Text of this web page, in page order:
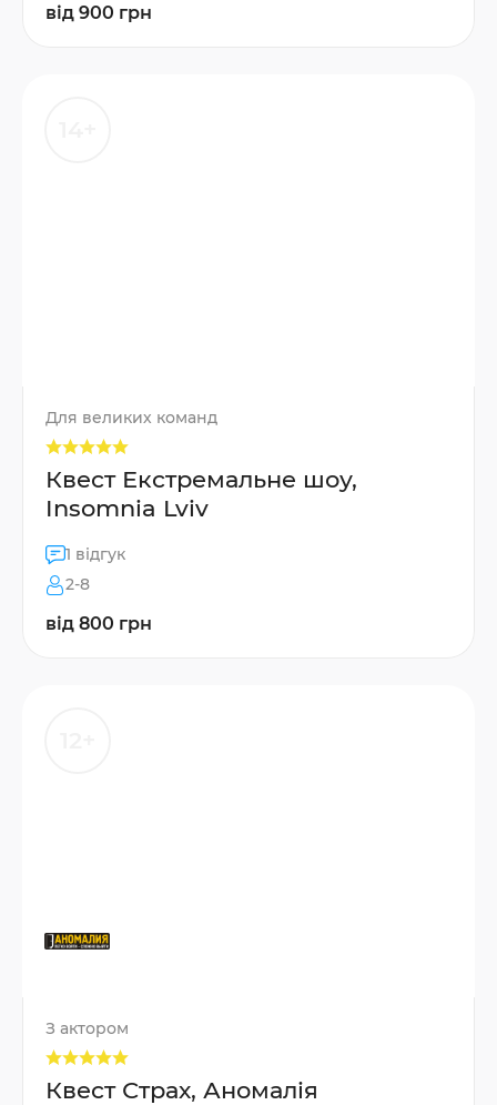
від 900 грн
Для великих команд
Квест Екстремальне шоу,
Insomnia Lviv
1 відгук
2-8
від 800 грн
З актором
Квест Страх, Аномалія